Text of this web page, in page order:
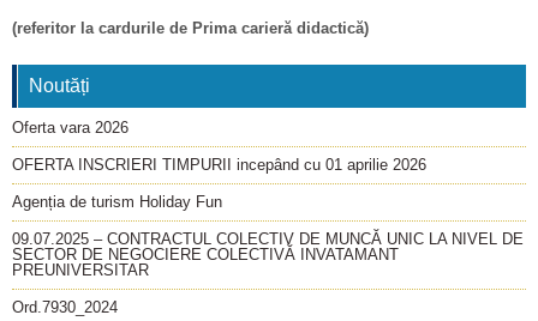
(referitor la cardurile de Prima carieră didactică)
Noutăți
Oferta vara 2026
OFERTA INSCRIERI TIMPURII incepând cu 01 aprilie 2026
Agenția de turism Holiday Fun
09.07.2025 – CONTRACTUL COLECTIV DE MUNCĂ UNIC LA NIVEL DE
SECTOR DE NEGOCIERE COLECTIVĂ INVATAMANT
PREUNIVERSITAR
Ord.7930_2024